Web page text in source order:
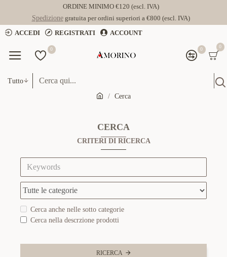
ORDINE MINIMO €120 (escl. IVA)
Spedizionegratuita per ordini superiori a €800 (escl. IVA)
ACCEDI
REGISTRATI ACCOUNT
0 0 0
Tutto
Cerca
CERCA
CRITERI DI RICERCA
Cerca anche nelle sotto categorie
Cerca nella descrzione prodotti
RICERCA